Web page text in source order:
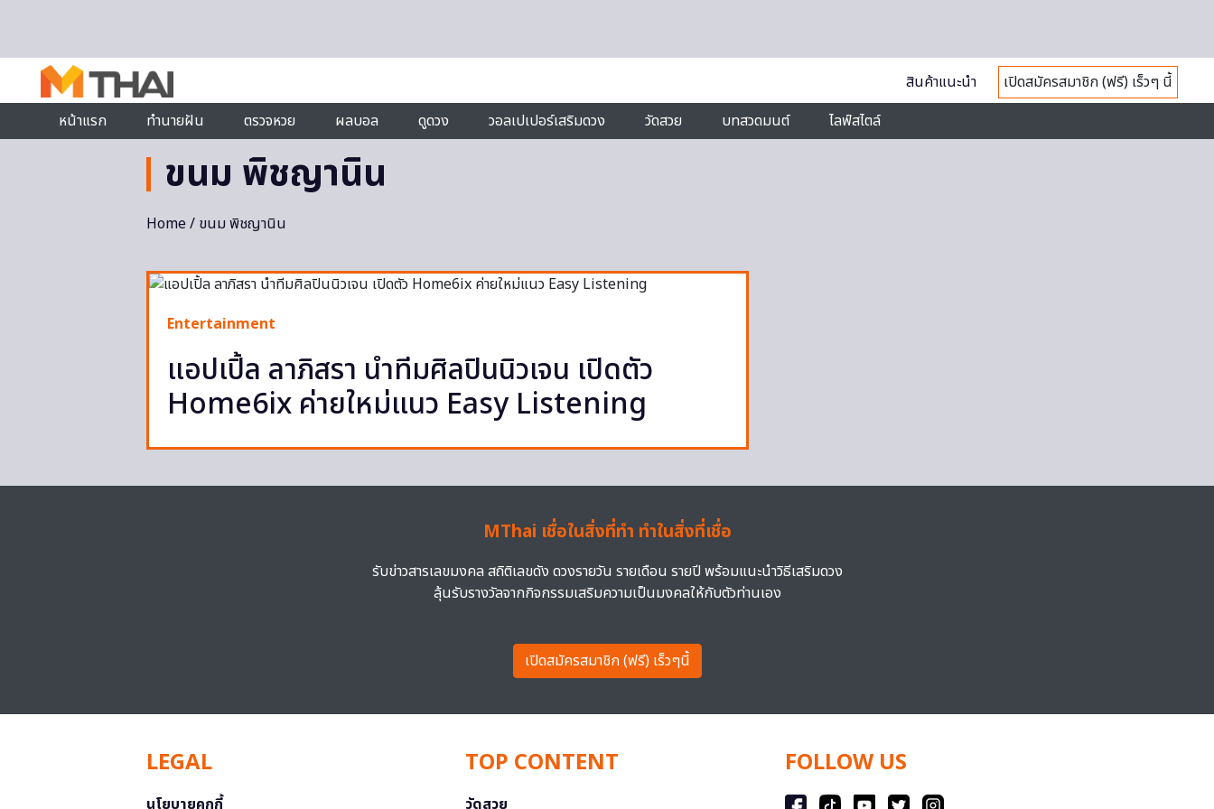
สินค้าแนะนำ
เปิดสมัครสมาชิก (ฟรี) เร็วๆ นี้
หน้าแรก
ทำนายฝัน ตรวจหวย ผลบอล ดูดวง วอลเปเปอร์เสริมดวง วัดสวย บทสวดมนต์ ไลฟ์สไตล์
ขนม พิชญานิน
Home/ ขนม พิชญานิน
Entertainment
แอปเปิ้ล ลาภิสรา นำทีมศิลปินนิวเจน เปิดตัว
Home6ix ค่ายใหม่แนว Easy Listening
MThai เชื่อในสิ่งที่ทำ ทำในสิ่งที่เชื่อ
รับข่าวสารเลขมงคล สถิติเลขดัง ดวงรายวัน รายเดือน รายปี พร้อมแนะนำวิธีเสริมดวง
ลุ้นรับรางวัลจากกิจกรรมเสริมความเป็นมงคลให้กับตัวท่านเอง
เปิดสมัครสมาชิก (ฟรี) เร็วๆนี้
LEGAL
นโยบายคุกกี้
TOP CONTENT
วัดสวย
FOLLOW US